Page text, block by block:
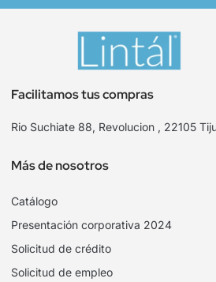
Facilitamos tus compras
Rio Suchiate 88, Revolucion , 22105
Más de nosotros
Catálogo
Presentación corporativa 2024
Solicitud de crédito
Solicitud de empleo